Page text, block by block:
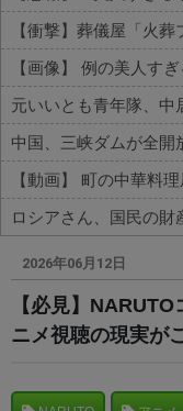
元いいとも青年隊、中
中国、三峡ダムが全開
ロシアさん、国民の財
Powered by livedoor 相
2026年06月12日
【必見】
ニメ視聴の現実が